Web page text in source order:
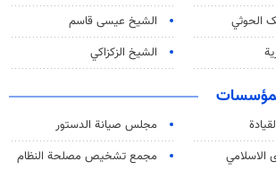
الحوثي
الشيخ عيسى قاسم
الشيخ الزكزاكي
مجلس صيانة الدستور
مجمع تشخيص مصلحة النظام